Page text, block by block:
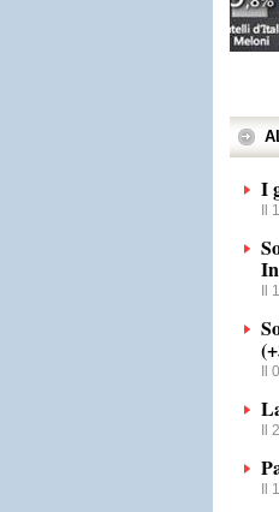
I
Il
Il
Il
Il
Il